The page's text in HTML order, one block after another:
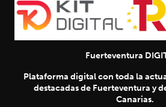
Fuerteventura
Plataforma digital con toda la
destacadas de Fuerteventura y
Canarias.